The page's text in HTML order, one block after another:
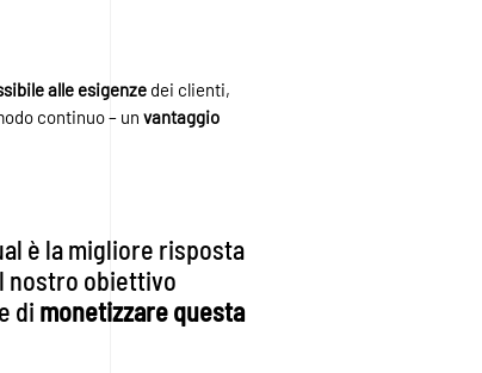
alle esigenze dei clienti,
continuo – un vantaggio
è la migliore risposta
nostro obiettivo
di monetizzare questa